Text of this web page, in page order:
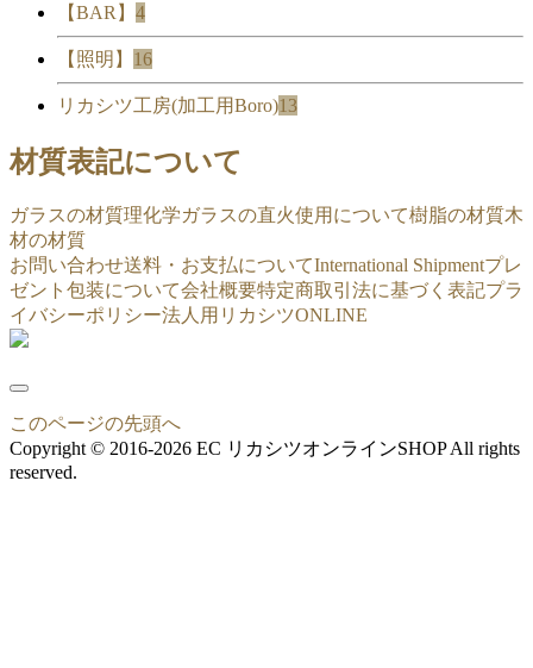
【BAR】 4
【照明】 16
リカシツ工房(加工用Boro)13
材質表記について
ガラスの材質理化学ガラスの直火使用について樹脂の材質木
材の材質
お問い合わせ送料・お支払についてInternational Shipmentプレ
ゼント包装について会社概要特定商取引法に基づく表記プラ
イバシーポリシー法人用リカシツONLINE
このページの先頭へ
Copyright © 2016-2026 EC リカシツオンラインSHOP All rights
reserved.